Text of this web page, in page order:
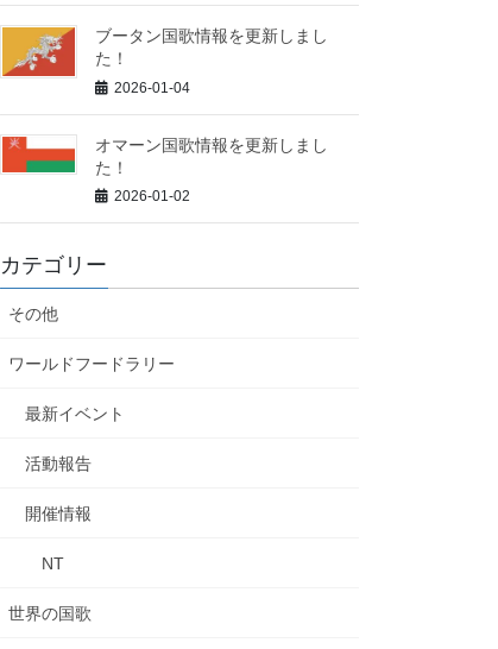
ブータン国歌情報を更新しまし
た！
2026-01-04
オマーン国歌情報を更新しまし
た！
2026-01-02
カテゴリー
その他
ワールドフードラリー
最新イベント
活動報告
開催情報
NT
世界の国歌